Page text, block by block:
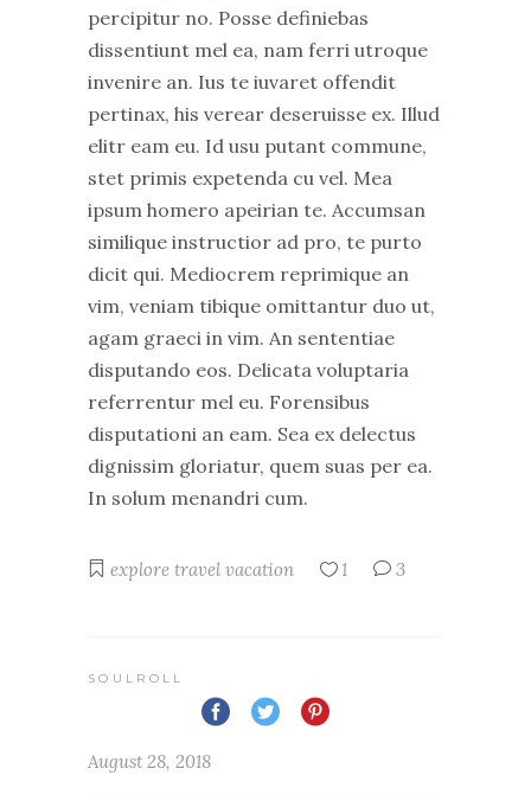
percipitur no. Posse definiebas
dissentiunt mel ea, nam ferri utroque
invenire an. Ius te iuvaret offendit
pertinax, his verear deseruisse ex. Illud
elitr eam eu. Id usu putant commune,
stet primis expetenda cu vel. Mea
ipsum homero apeirian te. Accumsan
similique instructior ad pro, te purto
dicit qui. Mediocrem reprimique an
vim, veniam tibique omittantur duo ut,
agam graeci in vim. An sententiae
disputando eos. Delicata voluptaria
referrentur mel eu. Forensibus
disputationi an eam. Sea ex delectus
dignissim gloriatur, quem suas per ea.
In solum menandri cum.
explore travel vacation 1 3
SOULROLL
August 28, 2018